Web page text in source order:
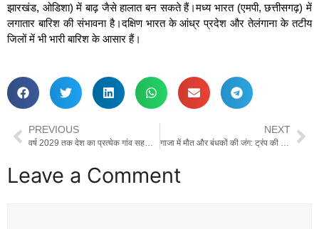
झारखंड, ओडिशा) में बाढ़ जैसे हालात बन सकते हैं।मध्य भारत (एमपी, छत्तीसगढ़) में
लगातार बारिश की संभावना है।दक्षिण भारत के आंध्र प्रदेश और तेलंगाना के तटीय
जिलों में भी भारी बारिश के आसार हैं।
PREVIOUS
वर्ष 2029 तक देश का प्रत्येक गांव सहकारिता से जुड़ेगा – अमित शाह
NEXT
गाजा में मौत और बंधकों की जंग: ट्रंप की शांति योजना कब करेगी काम?
Leave a Comment